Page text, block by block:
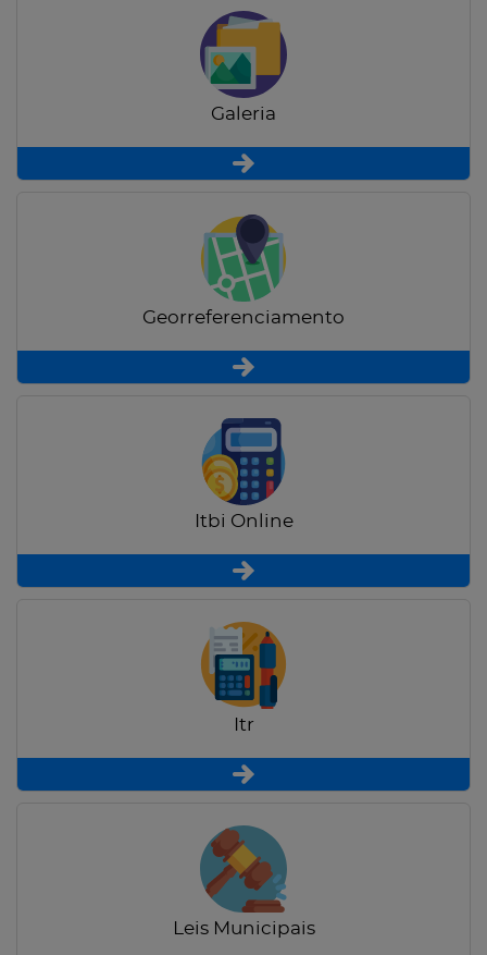
Galeria
Georreferenciamento
Itbi Online
Itr
Leis Municipais